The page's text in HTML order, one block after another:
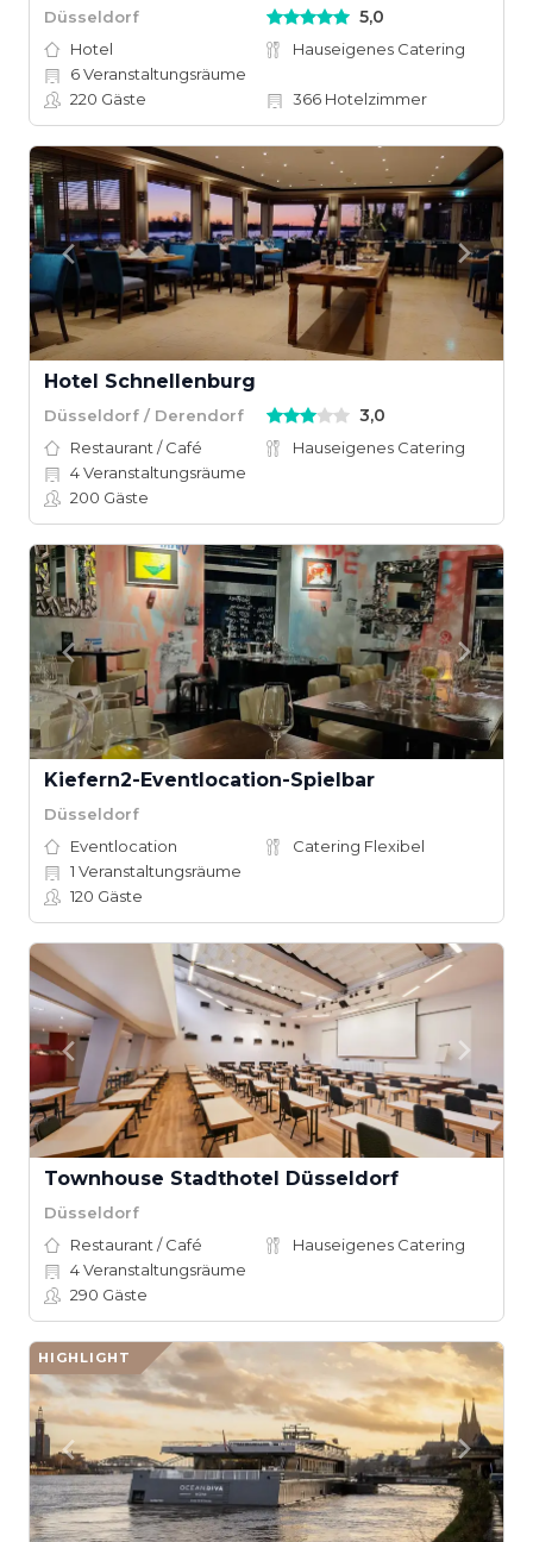
Düsseldorf 5,0
Hotel
Hauseigenes Catering
6Veranstaltungsräume
220 Gäste 366 Hotelzimmer
Hotel Schnellenburg
Düsseldorf / Derendorf 3,0
Restaurant / Café
Hauseigenes Catering
4Veranstaltungsräume
200 Gäste
Kiefern2-Eventlocation-Spielbar
Düsseldorf
Eventlocation
Catering Flexibel
1 Veranstaltungsräume
120 Gäste
Townhouse Stadthotel Düsseldorf
Düsseldorf
Restaurant / Café
Hauseigenes Catering
4Veranstaltungsräume
290 Gäste
HIGHLIGHT